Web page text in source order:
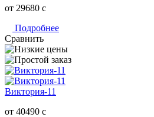
от 29680 c
Подробнее
Сравнить
Виктория-11
от 40490 c